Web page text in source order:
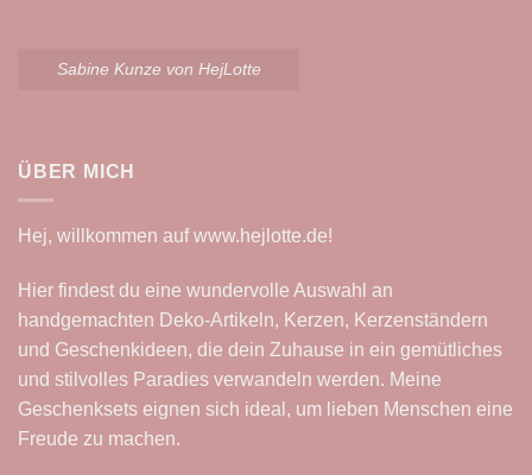
Sabine Kunze von HejLotte
ÜBER MICH
Hej, willkommen aufwww.hejlotte.de!
Hier findest du eine wundervolle Auswahl an
handgemachten Deko-Artikeln, Kerzen, Kerzenständern
und Geschenkideen, die dein Zuhause in ein gemütliches
und stilvolles Paradies verwandeln werden. Meine
Geschenksets eignen sich ideal, um lieben Menschen eine
Freude zu machen.